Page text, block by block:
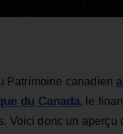
Patrimoine canadien
du Canada, le
Voici donc un